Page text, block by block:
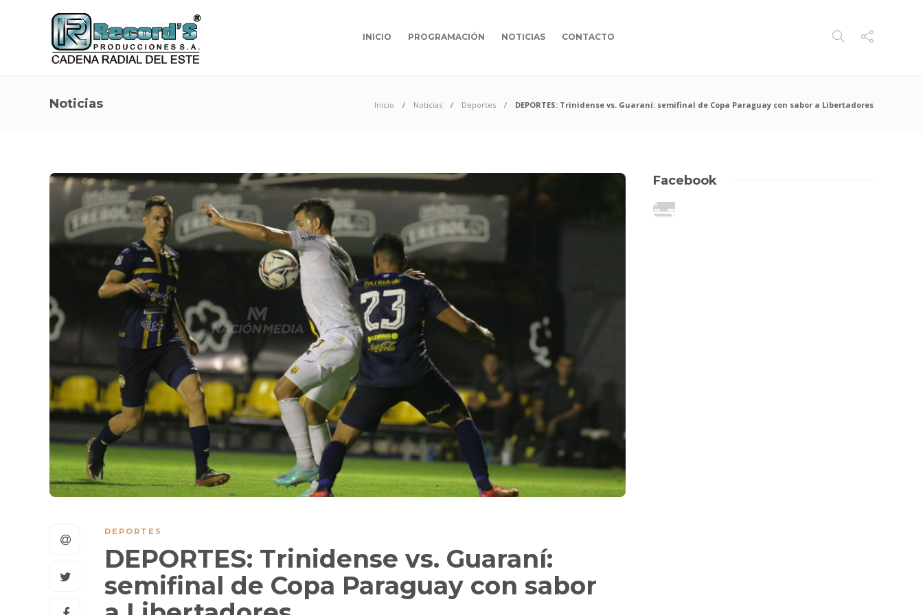
INICIO PROGRAMACIÓN NOTICIAS CONTACTO
Noticias Inicio Noticias Deportes DEPORTES: Trinidense vs. Guaraní: semifinal de Copa Paraguay con sabor a Libertadores
DEPORTES
DEPORTES: Trinidense vs. Guaraní:
semifinal de Copa Paraguay con sabor
Facebook